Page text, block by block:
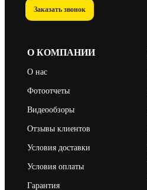
Заказать звонок
О КОМПАНИИ
О нас
Фотоотчеты
Видеообзоры
Отзывы клиентов
Условия доставки
Условия оплаты
Гарантия